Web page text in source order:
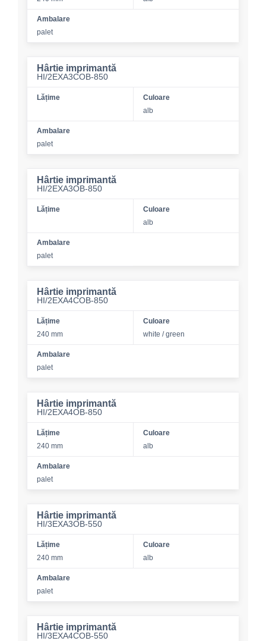
Ambalare
palet
Hârtie imprimantă
HI/2EXA3COB-850
Lățime
Culoare
alb
Ambalare
palet
Hârtie imprimantă
HI/2EXA3OB-850
Lățime
Culoare
alb
Ambalare
palet
Hârtie imprimantă
HI/2EXA4COB-850
Lățime
240 mm
Culoare
white / green
Ambalare
palet
Hârtie imprimantă
HI/2EXA4OB-850
Lățime
240 mm
Culoare
alb
Ambalare
palet
Hârtie imprimantă
HI/3EXA3OB-550
Lățime
240 mm
Culoare
alb
Ambalare
palet
Hârtie imprimantă
HI/3EXA4COB-550